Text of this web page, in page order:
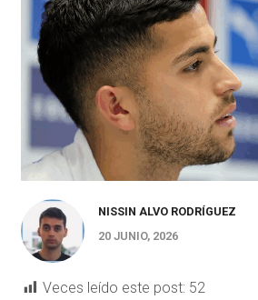
NISSIN ALVO RODRÍGUEZ
20 JUNIO, 2026
Veces leído este post: 52